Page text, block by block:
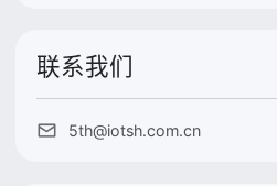
联系我们
5th@iotsh.com.cn